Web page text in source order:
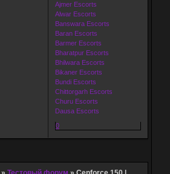
Ajmer Escorts
Alwar Escorts
Banswara Escorts
Baran Escorts
Barmer Escorts
Bharatpur Escorts
Bhilwara Escorts
Bikaner Escorts
Bundi Escorts
Chittorgarh Escorts
Churu Escorts
Dausa Escorts
0